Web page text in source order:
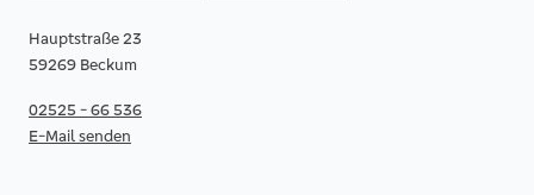
Hauptstraße 23
59269 Beckum
02525 - 66 536
E-Mail senden